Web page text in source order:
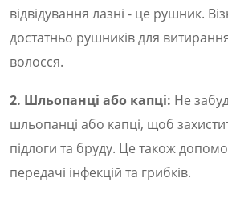
відвідування лазні - це рушник.
достатньо рушників для
волосся.
2. Шльопанці або капці: Не
шльопанці або капці, щоб
підлоги та бруду. Це також
передачі інфекцій та грибків.